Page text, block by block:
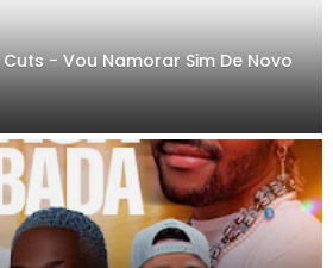
- Vou Namorar Sim De Novo